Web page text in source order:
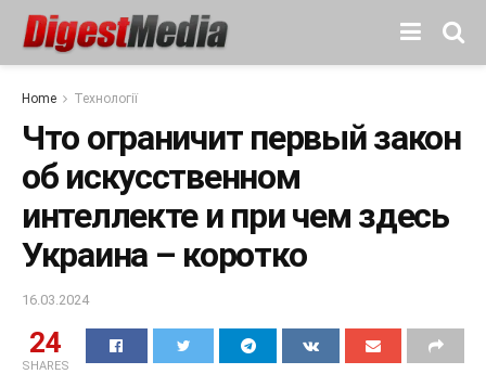
Home Технології
Что ограничит первый закон
об искусственном
интеллекте и при чем здесь
Украина – коротко
16.03.2024
24
SHARES